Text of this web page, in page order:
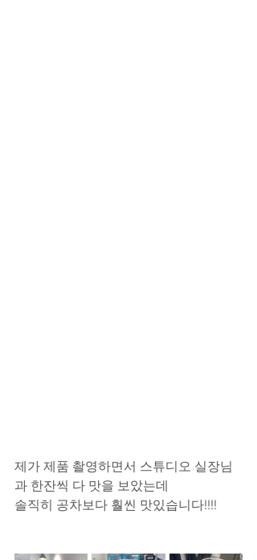
제가 제품 촬영하면서 스튜디오 실장님
과 한잔씩 다 맛을 보았는데
솔직히 공차보다 훨씬 맛있습니다!!!!